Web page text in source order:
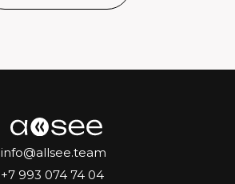
+7 993 074 74 04
info@allsee.team